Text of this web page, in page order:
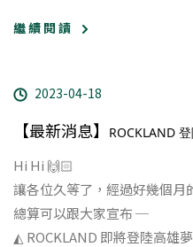
繼 續 閱 讀
2023-04-18
【最新消息】 ROCKLAND
Hi Hi 🙌🏻
讓各位久等了，經過好幾個月
總算可以跟大家宣布 ─
◭ ROCKLAND 即將登陸高雄